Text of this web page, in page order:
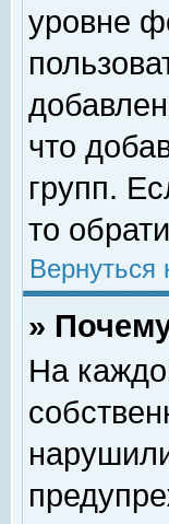
уровне
что
групп.
то
Вернуться
»
На